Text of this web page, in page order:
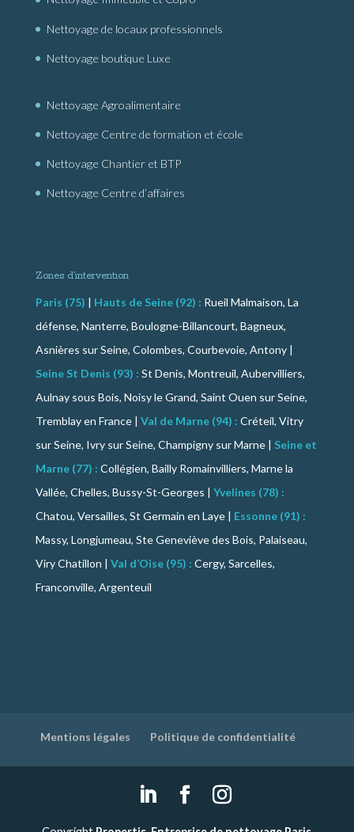
Nettoyage de locaux professionnels
Nettoyage boutique Luxe
Nettoyage Agroalimentaire
Nettoyage Centre de formation et école
Nettoyage Chantier et BTP
Nettoyage Centre d’affaires
Zones d’intervention
Paris (75) | Hauts de Seine (92) : Rueil Malmaison, La
défense, Nanterre, Boulogne-Billancourt, Bagneux,
Asnières sur Seine, Colombes, Courbevoie, Antony |
Seine St Denis (93) : St Denis, Montreuil, Aubervilliers,
Aulnay sous Bois, Noisy le Grand, Saint Ouen sur Seine,
Tremblay en France | Val de Marne (94) : Créteil, Vitry
sur Seine, Ivry sur Seine, Champigny sur Marne | Seine et
Marne (77) : Collégien, Bailly Romainvilliers, Marne la
Vallée, Chelles, Bussy-St-Georges | Yvelines (78) :
Chatou, Versailles, St Germain en Laye | Essonne (91) :
Massy, Longjumeau, Ste Geneviève des Bois, Palaiseau,
Viry Chatillon | Val d’Oise (95) : Cergy, Sarcelles,
Franconville, Argenteuil
Mentions légales Politique de confidentialité